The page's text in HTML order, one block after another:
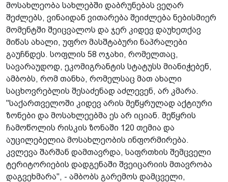
მოსახლეობა სახლებში დაბრუნებას ვეღარ
შეძლებს, ვინაიდან ვითარება შეიძლება ნებისმიერ
მომენტში შეიცვალოს და ჯერ კიდევ დაუხეთქავ
მიწას ახალი, უფრო მასშტაბური ნაპრალები
გაუჩნდეს. სოფლის 58 ოჯახი, რომელთაც,
სავარაუდოდ, ეკომიგრანტის სტატუსს მიანიჭებენ,
ამბობს, რომ თანხა, რომელსაც მათ ახალი
საცხოვრებლის შესაძენად აძლევენ, არ კმარა.
"საქართველოში კიდევ არის მეწყრულად აქტიური
ზონები და მოსახლეებმა ეს არ იციან. მეწყრის
ჩამოწოლის რისკის ზონაში 120 თემია და
აუცილებელია მოსახლეობის ინფორმირება.
კვლევა შარშან დამთავრდა, საფრთხის შემცველი
ტერიტორიების დადგენაში შვეიცარიის მთავრობა
დაგვეხმარა", - ამბობს გარემოს დამცველი,